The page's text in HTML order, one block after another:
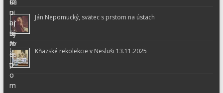
Ján Nepomucký, svätec s prstom na ústach
Kňazské rekolekcie v Nesluši 13.11.2025